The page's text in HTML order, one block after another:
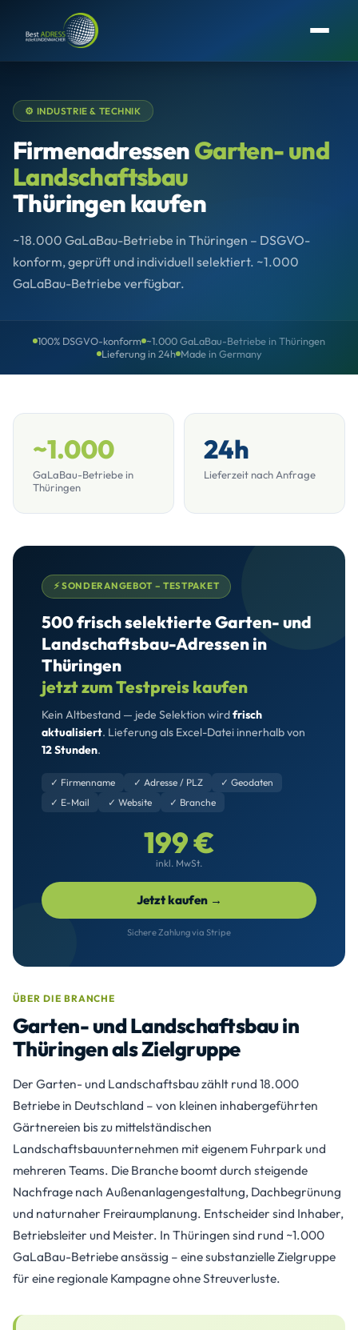
⚙️ INDUSTRIE & TECHNIK
FirmenadressenGarten- und
Landschaftsbau
Thüringen kaufen
~18.000 GaLaBau-Betriebe in Thüringen – DSGVO-
konform, geprüft und individuell selektiert. ~1.000
GaLaBau-Betriebe verfügbar.
100% DSGVO-konform ~1.000 GaLaBau-Betriebe in Thüringen
Lieferung in 24h Made in Germany
~1.000
GaLaBau-Betriebe in
Thüringen
24h
Lieferzeit nach Anfrage
⚡ SONDERANGEBOT – TESTPAKET
500 frisch selektierte Garten- und
Landschaftsbau-Adressen in
Thüringen
jetzt zum Testpreis kaufen
Kein Altbestand — jede Selektion wirdfrisch
aktualisiert. Lieferung als Excel-Datei innerhalb von
12 Stunden.
✓ Firmenname ✓ Adresse / PLZ
✓ Geodaten
✓ E-Mail
✓ Website ✓ Branche
199 €
inkl. MwSt.
Jetzt kaufen →
Sichere Zahlung via Stripe
ÜBER DIE BRANCHE
Garten- und Landschaftsbau in
Thüringen als Zielgruppe
Der Garten- und Landschaftsbau zählt rund 18.000
Betriebe in Deutschland – von kleinen inhabergeführten
Gärtnereien bis zu mittelständischen
Landschaftsbauunternehmen mit eigenem Fuhrpark und
mehreren Teams. Die Branche boomt durch steigende
Nachfrage nach Außenanlagengestaltung, Dachbegrünung
und naturnaher Freiraumplanung. Entscheider sind Inhaber,
Betriebsleiter und Meister. In Thüringen sind rund ~1.000
GaLaBau-Betriebe ansässig – eine substanzielle Zielgruppe
für eine regionale Kampagne ohne Streuverluste.